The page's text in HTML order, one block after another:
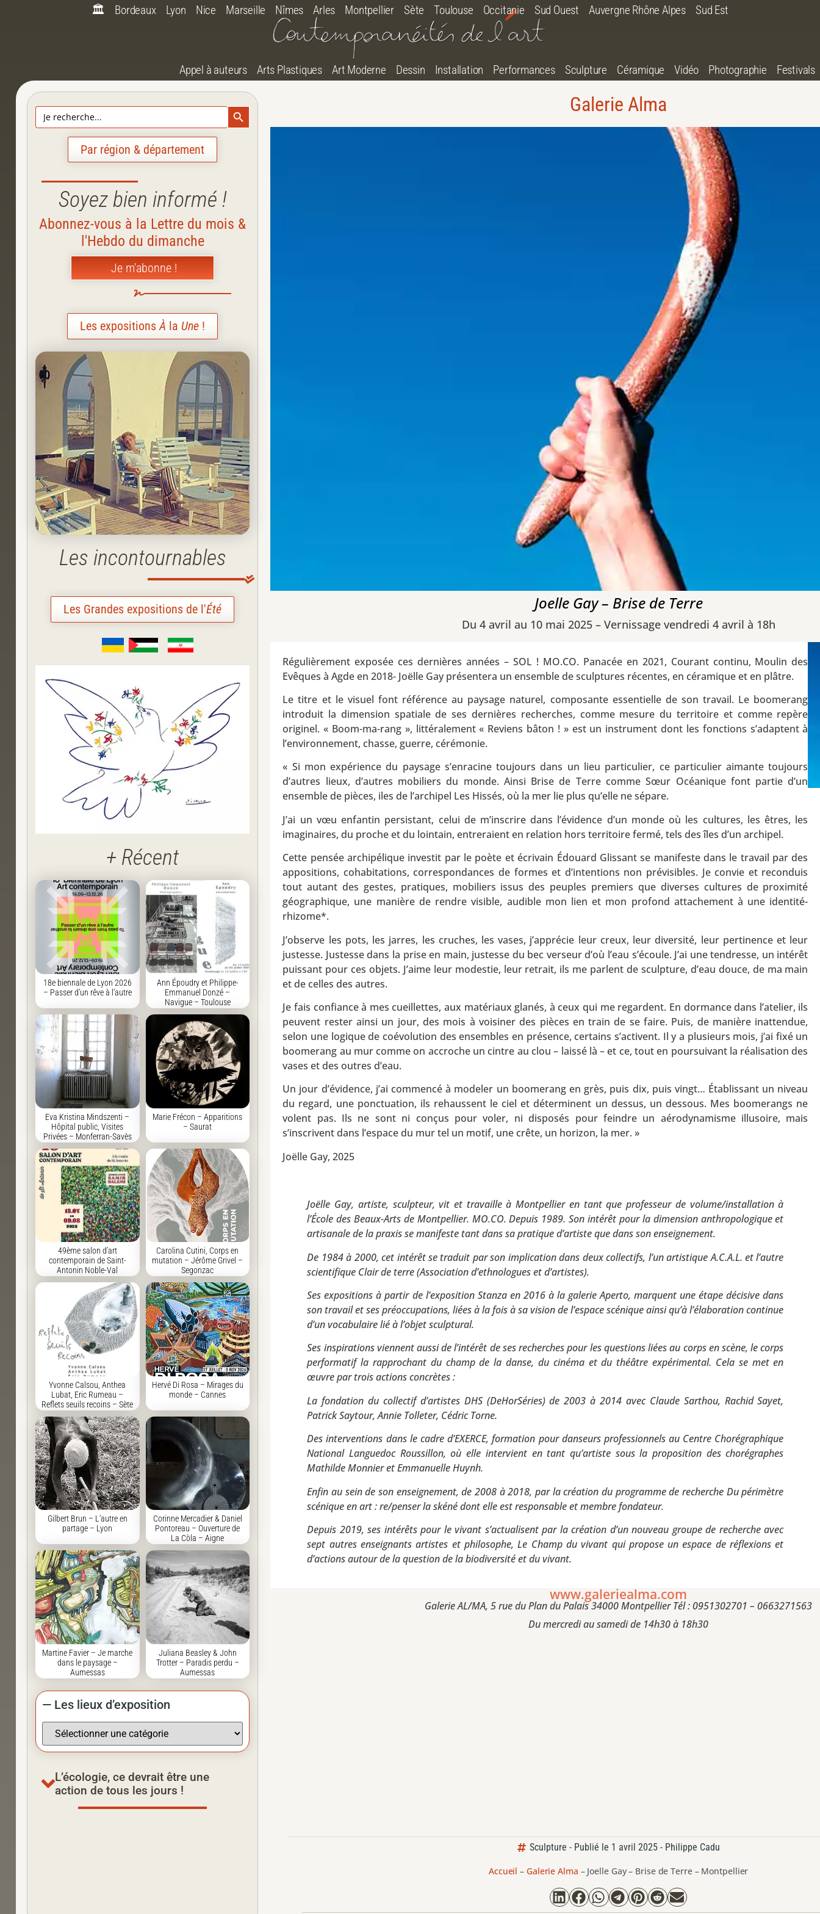
🏛️ Bordeaux Lyon Nice Marseille Nîmes Arles Montpellier Sète Toulouse Occitanie Sud Ouest Auvergne Rhône Alpes Sud Est
Appel à auteurs Arts Plastiques Art Moderne Dessin Installation Performances Sculpture Céramique Vidéo Photographie Festivals
Search
for:
Search Button
Par région & département
Soyez bien informé !
Abonnez-vous à la Lettre du mois &
l'Hebdo du dimanche
Je m'abonne !
Les expositionsÀ la Une !
Les incontournables
Les Grandes expositions de l'Été
+ Récent
18e biennale de Lyon 2026
– Passer d’un rêve à l’autre
Ann Époudry et Philippe-
Emmanuel Donzé –
Navigue – Toulouse
Eva Kristina Mindszenti –
Hôpital public, Visites
Privées – Monferran-Savès
Marie Frécon – Apparitions
– Saurat
49ème salon d’art
contemporain de Saint-
Antonin Noble-Val
Carolina Cutini, Corps en
mutation – Jérôme Grivel –
Segonzac
Yvonne Calsou, Anthea
Lubat, Eric Rumeau –
Reflets seuils recoins – Sète
Hervé Di Rosa – Mirages du
monde – Cannes
Gilbert Brun – L’autre en
partage – Lyon
Corinne Mercadier & Daniel
Pontoreau – Ouverture de
La Còla – Aigne
Martine Favier – Je marche
dans le paysage –
Aumessas
Juliana Beasley & John
Trotter – Paradis perdu –
Aumessas
— Les lieux d’exposition
L’écologie, ce devrait être une
action de tous les jours !
Galerie Alma
Joelle Gay – Brise de Terre
Du 4 avril au 10 mai 2025 – Vernissage vendredi 4 avril à 18h
Régulièrement exposée ces dernières années – SOL ! MO.CO. Panacée en 2021, Courant continu, Moulin des
Evêques à Agde en 2018- Joëlle Gay présentera un ensemble de sculptures récentes, en céramique et en plâtre.
Le titre et le visuel font référence au paysage naturel, composante essentielle de son travail. Le boomerang
introduit la dimension spatiale de ses dernières recherches, comme mesure du territoire et comme repère
originel. « Boom-ma-rang », littéralement « Reviens bâton ! » est un instrument dont les fonctions s’adaptent à
l’environnement, chasse, guerre, cérémonie.
« Si mon expérience du paysage s’enracine toujours dans un lieu particulier, ce particulier aimante toujours
d’autres lieux, d’autres mobiliers du monde. Ainsi Brise de Terre comme Sœur Océanique font partie d’un
ensemble de pièces, iles de l’archipel Les Hissés, où la mer lie plus qu’elle ne sépare.
J’ai un vœu enfantin persistant, celui de m’inscrire dans l’évidence d’un monde où les cultures, les êtres, les
imaginaires, du proche et du lointain, entreraient en relation hors territoire fermé, tels des îles d’un archipel.
Cette pensée archipélique investit par le poète et écrivain Édouard Glissant se manifeste dans le travail par des
appositions, cohabitations, correspondances de formes et d’intentions non prévisibles. Je convie et reconduis
tout autant des gestes, pratiques, mobiliers issus des peuples premiers que diverses cultures de proximité
géographique, une manière de rendre visible, audible mon lien et mon profond attachement à une identité-
rhizome*.
J’observe les pots, les jarres, les cruches, les vases, j’apprécie leur creux, leur diversité, leur pertinence et leur
justesse. Justesse dans la prise en main, justesse du bec verseur d’où l’eau s’écoule. J’ai une tendresse, un intérêt
puissant pour ces objets. J’aime leur modestie, leur retrait, ils me parlent de sculpture, d’eau douce, de ma main
et de celles des autres.
Je fais confiance à mes cueillettes, aux matériaux glanés, à ceux qui me regardent. En dormance dans l’atelier, ils
peuvent rester ainsi un jour, des mois à voisiner des pièces en train de se faire. Puis, de manière inattendue,
selon une logique de coévolution des ensembles en présence, certains s’activent. Il y a plusieurs mois, j’ai fixé un
boomerang au mur comme on accroche un cintre au clou – laissé là – et ce, tout en poursuivant la réalisation des
vases et des outres d’eau.
Un jour d’évidence, j’ai commencé à modeler un boomerang en grès, puis dix, puis vingt… Établissant un niveau
du regard, une ponctuation, ils rehaussent le ciel et déterminent un dessus, un dessous. Mes boomerangs ne
volent pas. Ils ne sont ni conçus pour voler, ni disposés pour feindre un aérodynamisme illusoire, mais
s’inscrivent dans l’espace du mur tel un motif, une crête, un horizon, la mer. »
Joëlle Gay, 2025
Joëlle Gay, artiste, sculpteur, vit et travaille à Montpellier en tant que professeur de volume/installation à
l’École des Beaux-Arts de Montpellier. MO.CO. Depuis 1989. Son intérêt pour la dimension anthropologique et
artisanale de la praxis se manifeste tant dans sa pratique d’artiste que dans son enseignement.
De 1984 à 2000, cet intérêt se traduit par son implication dans deux collectifs, l’un artistique A.C.A.L. et l’autre
scientifique Clair de terre (Association d’ethnologues et d’artistes).
Ses expositions à partir de l’exposition Stanza en 2016 à la galerie Aperto, marquent une étape décisive dans
son travail et ses préoccupations, liées à la fois à sa vision de l’espace scénique ainsi qu’à l’élaboration continue
d’un vocabulaire lié à l’objet sculptural.
Ses inspirations viennent aussi de l’intérêt de ses recherches pour les questions liées au corps en scène, le corps
performatif la rapprochant du champ de la danse, du cinéma et du théâtre expérimental. Cela se met en
œuvre par trois actions concrètes :
La fondation du collectif d’artistes DHS (DeHorSéries) de 2003 à 2014 avec Claude Sarthou, Rachid Sayet,
Patrick Saytour, Annie Tolleter, Cédric Torne.
Des interventions dans le cadre d’EXERCE, formation pour danseurs professionnels au Centre Chorégraphique
National Languedoc Roussillon, où elle intervient en tant qu’artiste sous la proposition des chorégraphes
Mathilde Monnier et Emmanuelle Huynh.
Enfin au sein de son enseignement, de 2008 à 2018, par la création du programme de recherche Du périmètre
scénique en art : re/penser la skéné dont elle est responsable et membre fondateur.
Depuis 2019, ses intérêts pour le vivant s’actualisent par la création d’un nouveau groupe de recherche avec
sept autres enseignants artistes et philosophe, Le Champ du vivant qui propose un espace de réflexions et
d’actions autour de la question de la biodiversité et du vivant.
www.galeriealma.com
Galerie AL/MA, 5 rue du Plan du Palais 34000 Montpellier Tél : 0951302701 – 0663271563
Du mercredi au samedi de 14h30 à 18h30
Sculpture - Publié le 1 avril 2025 - Philippe Cadu
Accueil – Galerie Alma – Joelle Gay – Brise de Terre – Montpellier